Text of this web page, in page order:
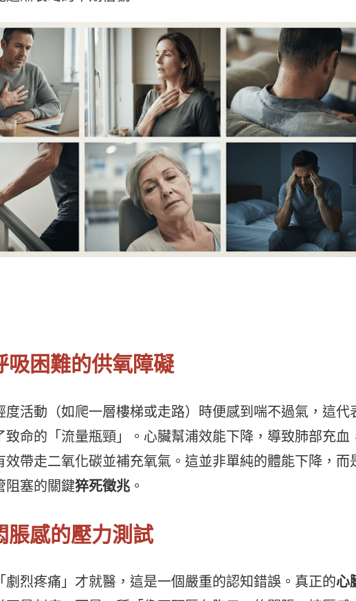
吸困難的供氧障礙
度活動（如爬一層樓梯或走路）時便感到喘不過氣，這代
致命的「流量瓶頸」。心臟幫浦效能下降，導致肺部充血
效帶走二氧化碳並補充氧氣。這並非單純的體能下降，而
阻塞的關鍵猝死徵兆 。
脹感的壓力測試
劇烈疼痛」才就醫，這是一個嚴重的認知錯誤。真正的心